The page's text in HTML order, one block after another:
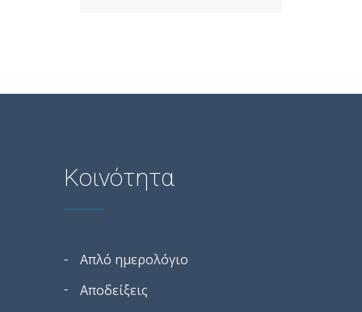
Κοινότητα
Απλό ημερολόγιο
Αποδείξεις